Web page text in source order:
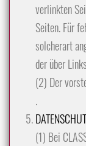
verlinkten
Seiten. Für
solcherart
der über
(2) Der
.
(1) Bei